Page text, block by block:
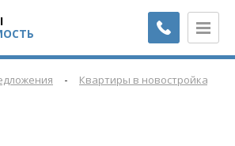
- Квартиры в новостройках